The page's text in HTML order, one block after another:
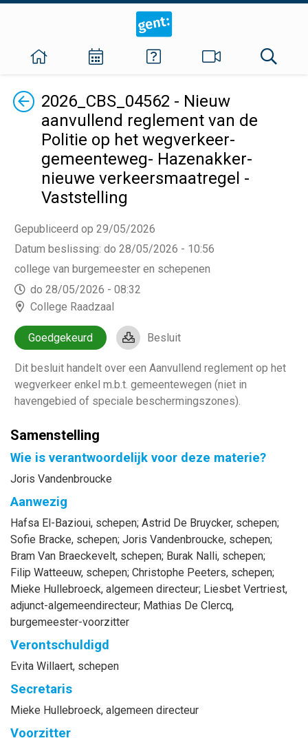
Terug2026_CBS_04562 - Nieuw
aanvullend reglement van de
Politie op het wegverkeer-
gemeenteweg- Hazenakker-
nieuwe verkeersmaatregel -
Vaststelling
Gepubliceerd op 29/05/2026
Datum beslissing: do 28/05/2026 - 10:56
college van burgemeester en schepenen
do 28/05/2026 - 08:32
College Raadzaal
Goedgekeurd Besluit
Dit besluit handelt over een Aanvullend reglement op het
wegverkeer enkel m.b.t. gemeentewegen (niet in
havengebied of speciale beschermingszones).
Samenstelling
Wie is verantwoordelijk voor deze materie?
Joris Vandenbroucke
Aanwezig
Hafsa El-Bazioui, schepen; Astrid De Bruycker, schepen;
Sofie Bracke, schepen; Joris Vandenbroucke, schepen;
Bram Van Braeckevelt, schepen; Burak Nalli, schepen;
Filip Watteeuw, schepen; Christophe Peeters, schepen;
Mieke Hullebroeck, algemeen directeur; Liesbet Vertriest,
adjunct-algemeendirecteur; Mathias De Clercq,
burgemeester-voorzitter
Verontschuldigd
Evita Willaert, schepen
Secretaris
Mieke Hullebroeck, algemeen directeur
Voorzitter